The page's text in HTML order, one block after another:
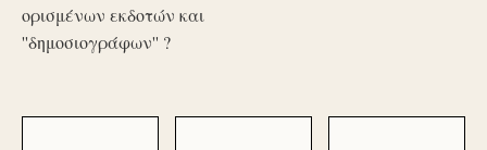
ορισμένων εκδοτών και
''δημοσιογράφων'' ?